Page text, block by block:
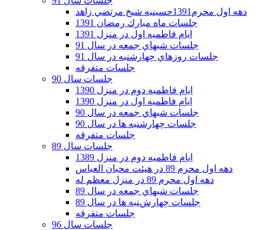
دهه اول محرم1391حسينيه شيخ مرتضي زاهد
جلسات ماه مبارك رمضان 1391
ايام فاطميه اول در منزل 1391
جلسات شبهاي جمعه در سال 91
جلسات روزهاي چهارشنبه در سال 91
جلسات متفرقه
جلسات سال 90
ایام فاطمیه دوم در منزل 1390
ایام فاطمیه اول در منزل 1390
جلسات شبهاي جمعه در سال 90
جلسات چهارشنبه ها در سال 90
جلسات متفرقه
جلسات سال 89
ایام فاطمیه دوم در منزل 1389
دهه اول محرم 89 در هیئت محبان العباس
دهه اول محرم 89 در منزل معظم له
جلسات شبهاي جمعه در سال 89
جلسات چهارشنبه ها در سال 89
جلسات متفرقه
جلسات سال 96